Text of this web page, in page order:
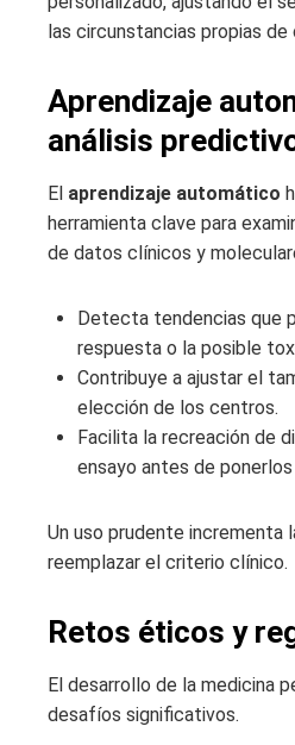
las circunstancias propias
Aprendizaje
análisis
El aprendizaje automático
herramienta clave para
de datos clínicos y
Detecta tendencias que
respuesta o la posible
Contribuye a ajustar el
elección de los centros.
Facilita la recreación de
ensayo antes de
Un uso prudente incrementa
reemplazar el criterio clínico.
Retos éticos y
El desarrollo de la medicina
desafíos significativos.